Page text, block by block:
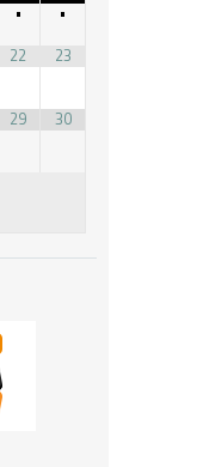
•
•
22 23
29 30